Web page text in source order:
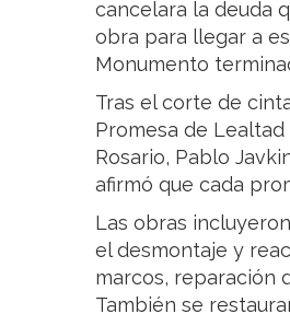
cancelara la deuda
obra para llegar a
Monumento
Tras el corte de
Promesa de
Rosario, Pablo
afirmó que cada
Las obras
el desmontaje y
marcos, reparación
También se